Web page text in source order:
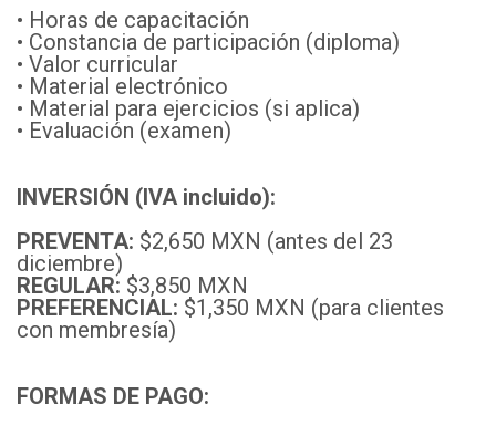
• Horas de capacitación
• Constancia de participación (diploma)
• Valor curricular
• Material electrónico
• Material para ejercicios (si aplica)
• Evaluación (examen)
INVERSIÓN (IVA incluido):
PREVENTA: $2,650 MXN (antes del 23
diciembre)
REGULAR: $3,850 MXN
PREFERENCIAL: $1,350 MXN (para clientes
con membresía)
FORMAS DE PAGO: